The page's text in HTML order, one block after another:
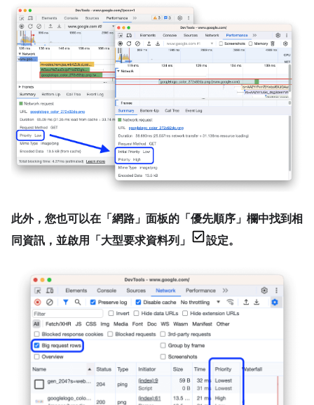
此外，您也可以在「網路」面板的「優先順序」欄中找到相
同資訊，並啟用「大型要求資料列」
設定。